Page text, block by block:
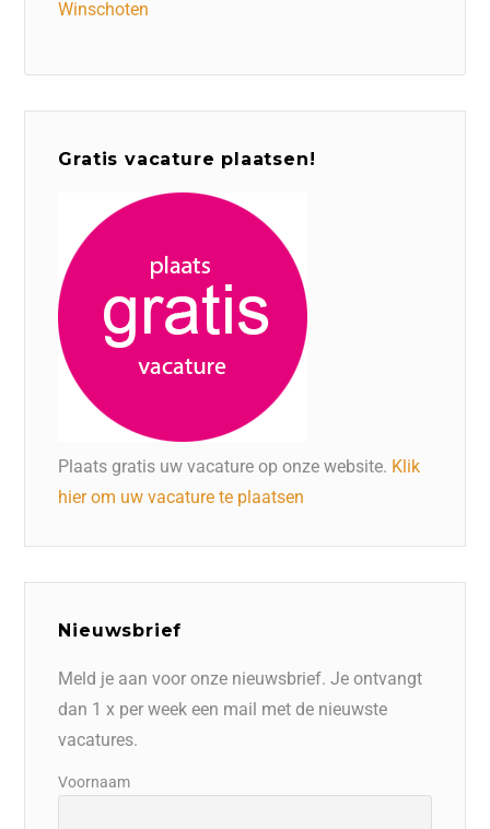
Winschoten
Gratis vacature plaatsen!
Plaats gratis uw vacature op onze website. Klik
hier om uw vacature te plaatsen
Nieuwsbrief
Meld je aan voor onze nieuwsbrief. Je ontvangt
dan 1 x per week een mail met de nieuwste
vacatures.
Voornaam